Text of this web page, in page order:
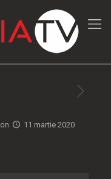
on 11 martie 2020